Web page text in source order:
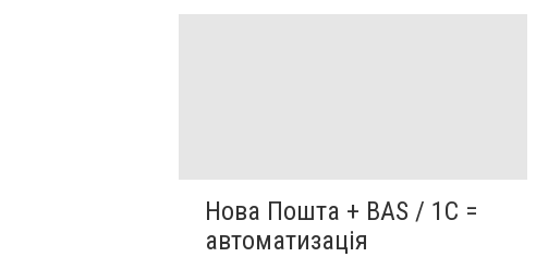
Нова Пошта + BAS / 1C =
автоматизація